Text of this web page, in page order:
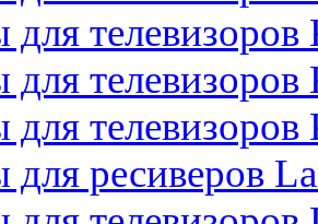
для телевизоров
для
для
для ресиверов